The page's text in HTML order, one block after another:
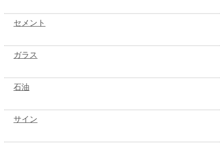
セメント
ガラス
石油
サイン